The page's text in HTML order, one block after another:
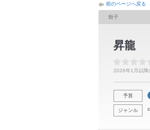
前のページへ戻る
餃子
昇龍
2026年1月以降
予算
ジャンル